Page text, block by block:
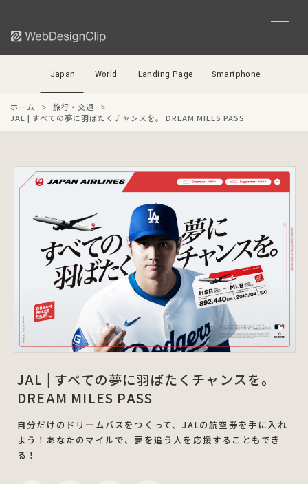
Japan World Landing Page Smartphone
ホーム
旅行・交通
JAL | すべての夢に羽ばたくチャンスを。 DREAM MILES PASS
JAL | すべての夢に羽ばたくチャンスを。
DREAM MILES PASS
自分だけのドリームパスをつくって、JALの航空券を手に入れ
よう！あなたのマイルで、夢を追う人を応援することもでき
る！